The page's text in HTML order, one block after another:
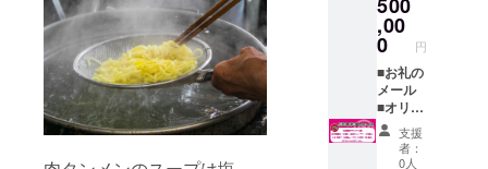
「■リ
ターン
品につ
いて」
をご覧
くださ
い。
引き上
げるこ
とがで
きま
す。
「上乗
せ支援
で応援
しよ
子・幻
の
シュー
マイ・
ことり
餃子・
スポト
レ餃子
／８ヵ
（冷
凍） ■
スポト
レ餃子
１袋
16個入
（冷
凍） を
お送り
ンメ
ン 2食
入（冷
凍） ■
幻の肉
餃子１
袋 ８
個入
（冷
500
,00
0 円
■お礼の
メール
■オリジ
ナルス
テッ
カー1枚
支援
者：
0人